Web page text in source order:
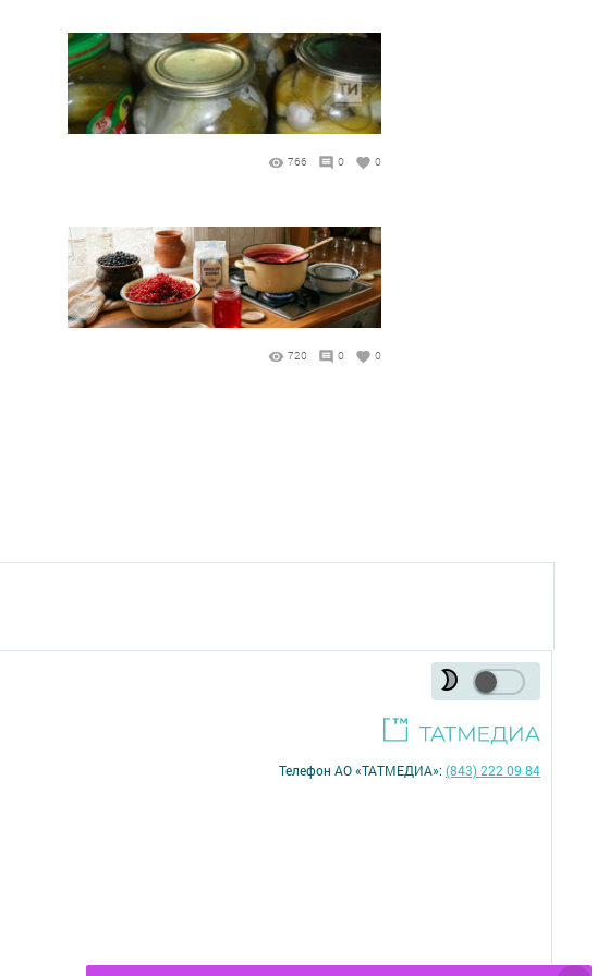
766 0 0
720 0 0
Телефон АО «ТАТМЕДИА»:(843) 222 09 84